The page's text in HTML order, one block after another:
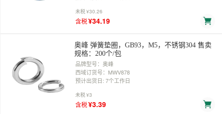
未税¥30.26
含税¥34.19
奥峰 弹簧垫圈，GB93，M5，不锈钢304 售卖
规格：200个/包
品牌型号：奥峰
西域订货号：MWV878
预计出货日: 7个工作日
未税¥3
含税¥3.39